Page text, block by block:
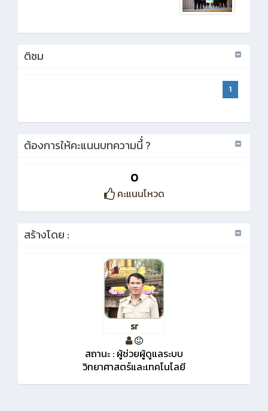
ติชม
1
ต้องการให้คะแนนบทความนี้่ ?
0
คะแนนโหวด
สร้างโดย :
sr
สถานะ : ผู้ช่วยผู้ดูแลระบบ
วิทยาศาสตร์และเทคโนโลยี